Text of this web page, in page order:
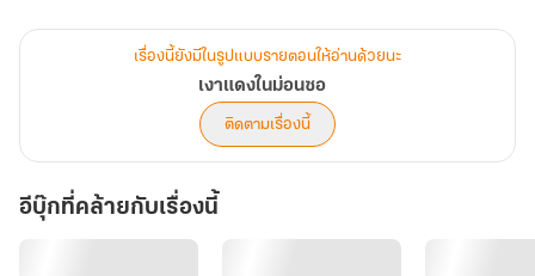
เรื่องนี้ยังมีในรูปแบบรายตอนให้อ่านด้วยนะ
เงาแดงในม่อนซอ
ติดตามเรื่องนี้
อีบุ๊กที่คล้ายกับเรื่องนี้